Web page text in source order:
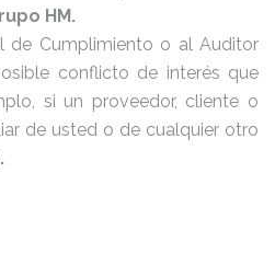
HM.
de Cumplimiento o al Auditor
conflicto de interés que
si un proveedor, cliente o
de usted o de cualquier otro